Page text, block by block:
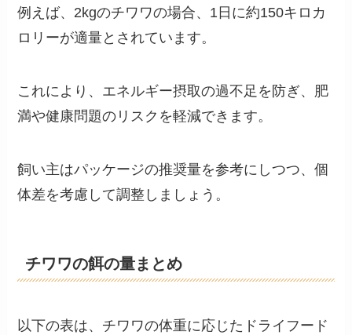
例えば、2kgのチワワの場合、1日に約150キロカ
ロリーが適量とされています。
これにより、エネルギー摂取の過不足を防ぎ、肥
満や健康問題のリスクを軽減できます。
飼い主はパッケージの推奨量を参考にしつつ、個
体差を考慮して調整しましょう。
チワワの餌の量まとめ
以下の表は、チワワの体重に応じたドライフード